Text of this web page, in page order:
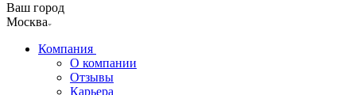
Ваш город
Москва
Компания
О компании
Отзывы
Карьера